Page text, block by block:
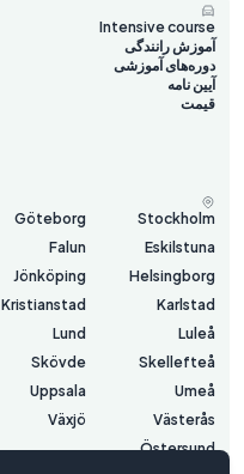
Intensive course
آموزش رانندگی
دوره‌های آموزشی
آیین نامه
قیمت
Stockholm
Göteborg
Eskilstuna
Falun
Helsingborg
Jönköping
Karlstad
Kristianstad
Luleå
Lund
Skellefteå
Skövde
Umeå
Uppsala
Västerås
Växjö
Östersund